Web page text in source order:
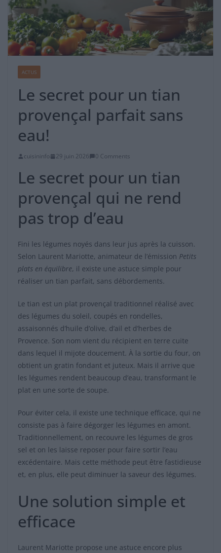
ACTUS
Le secret pour un tian
provençal parfait sans
eau!
cuisininfo 29 juin 2026 0 Comments
Le secret pour un tian
provençal qui ne rend
pas trop d’eau
Fini les légumes noyés dans leur jus après la cuisson.
Selon Laurent Mariotte, animateur de l’émission Petits
plats en équilibre, il existe une astuce simple pour
réaliser un tian parfait, sans débordements.
Le tian est un plat provençal traditionnel réalisé avec
des légumes du soleil, coupés en rondelles,
assaisonnés d’huile d’olive, d’ail et d’herbes de
Provence. Son nom vient du récipient en terre cuite
dans lequel il mijote doucement. À la sortie du four, on
obtient un gratin fondant et juteux. Mais il arrive que
les légumes rendent beaucoup d’eau, transformant le
plat en une sorte de soupe.
Pour éviter cela, il existe une technique efficace, qui ne
consiste pas à faire dégorger les légumes en amont.
Traditionnellement, on recouvre les légumes de gros
sel et on les laisse reposer pour faire sortir l’eau
excédentaire. Mais cette méthode peut être fastidieuse
et, en plus, elle peut diminuer la saveur des légumes.
Une solution simple et
efficace
Laurent Mariotte propose une astuce encore plus